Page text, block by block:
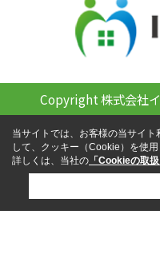
Copyright 株式会社
当サイトでは、お客様の当サイ
して、クッキー（Cookie）を使用
詳しくは、当社の 「Cookieの取